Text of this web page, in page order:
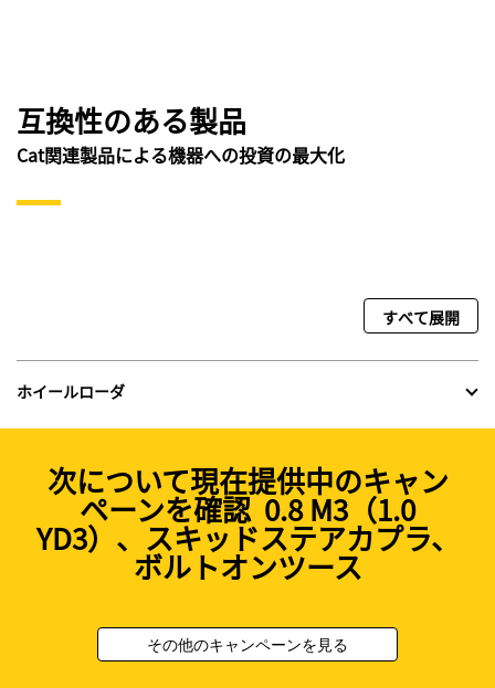
互換性のある製品
Cat関連製品による機器への投資の最大化
すべて展開
ホイールローダ
次について現在提供中のキャン
ペーンを確認 0.8 M3（1.0
YD3）、スキッドステアカプラ、
ボルトオンツース
その他のキャンペーンを見る